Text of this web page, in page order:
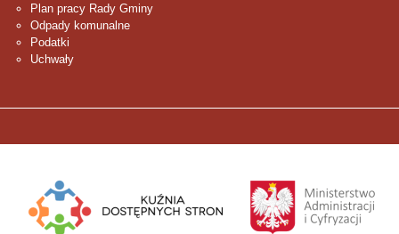
Plan pracy Rady Gminy
Odpady komunalne
Podatki
Uchwały